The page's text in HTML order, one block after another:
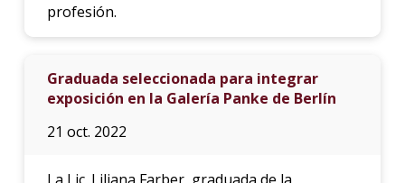
profesión.
Graduada seleccionada para integrar
exposición en la Galería Panke de Berlín
21 oct. 2022